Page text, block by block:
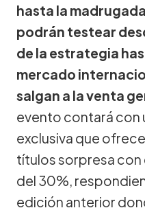
hasta la
podrán testear
de la estrategia
mercado
salgan a la venta
evento contará con
exclusiva que
títulos sorpresa
del 30%,
edición anterior